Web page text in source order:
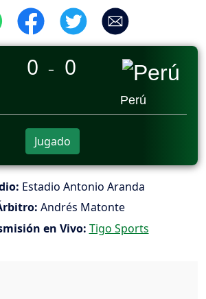
0 _ 0
Perú
Jugado
Estadio Antonio Aranda
Andrés Matonte
en Vivo: Tigo Sports